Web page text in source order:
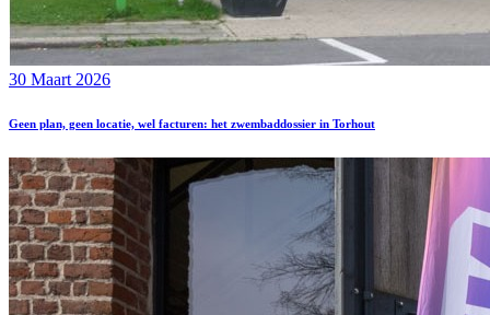
30 Maart 2026
Geen plan, geen locatie, wel facturen: het zwembaddossier in Torhout